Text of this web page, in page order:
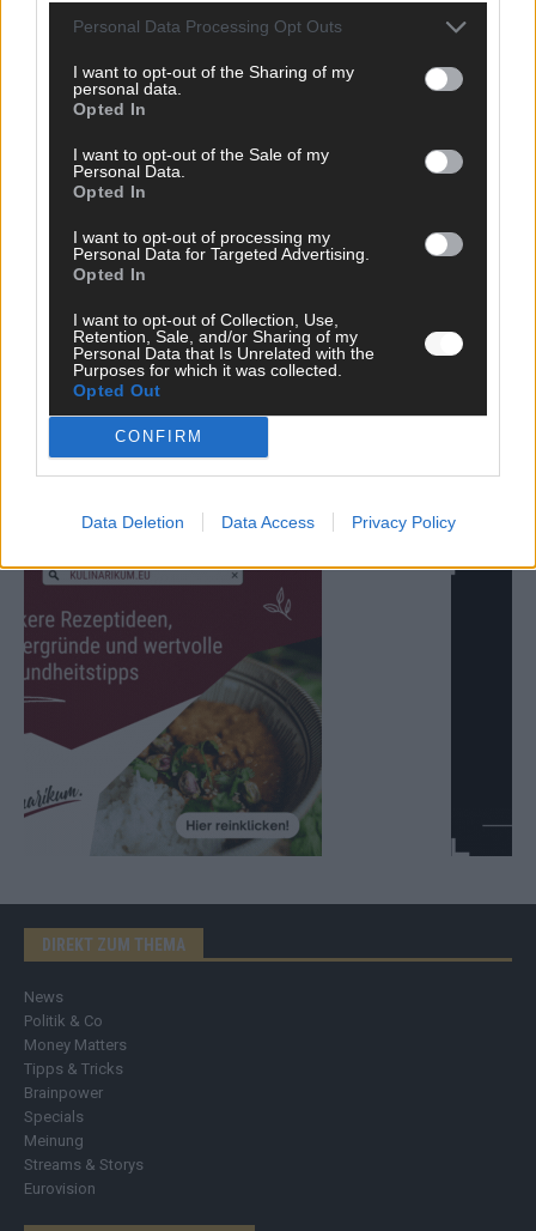
Personal Data Processing Opt Outs
I want to opt-out of the Sharing of my
personal data.
Opted In
I want to opt-out of the Sale of my
Personal Data.
Opted In
I want to opt-out of processing my
Personal Data for Targeted Advertising.
Opted In
I want to opt-out of Collection, Use,
Retention, Sale, and/or Sharing of my
Personal Data that Is Unrelated with the
Purposes for which it was collected.
Opted Out
CONFIRM
Data Deletion Data Access Privacy Policy
CHECK UNS AUF FACEBOOK
DIREKT ZUM THEMA
News
Politik & Co
Money Matters
Tipps & Tricks
Brainpower
Specials
Meinung
Streams & Storys
Eurovision